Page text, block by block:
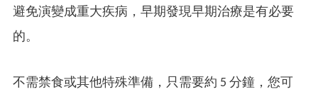
避免演變成重大疾病，早期發現早期治療是有必要
的。
不需禁食或其他特殊準備，只需要約 5 分鐘，您可